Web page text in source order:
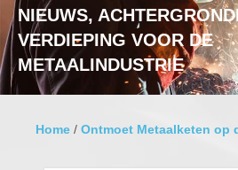
NIEUWS,
VERDIEPING VOOR DE
METAALINDUSTRIE
Home / Ontmoet Metaalketen op